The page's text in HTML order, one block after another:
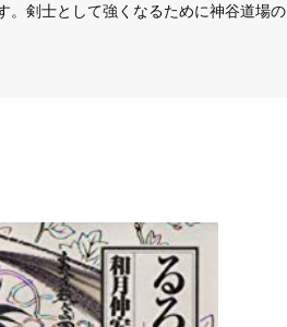
。剣士として強くなるために神谷道場の